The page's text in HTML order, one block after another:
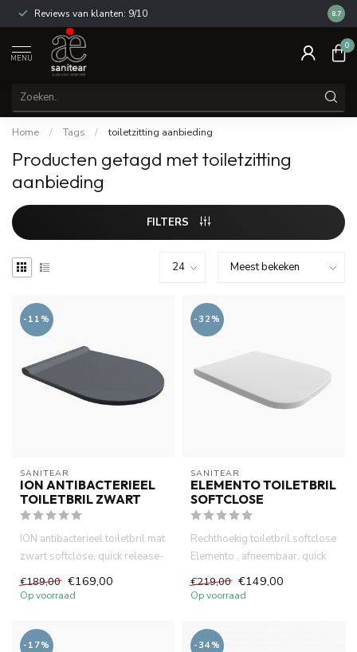
Reviews van klanten: 9/10 14
8.7
MENU
0
Home / Tags / toiletzitting aanbieding
Producten getagd met toiletzitting
aanbieding
FILTERS
-11%
SANITEAR
ION ANTIBACTERIEEL
TOILETBRIL ZWART
ION antibacterieel toiletbril mat
zwart softclose, quick release-
afneembaar . D...
€189,00 €169,00
Op voorraad
-32%
SANITEAR
ELEMENTO TOILETBRIL
SOFTCLOSE
Rechthoekig toiletbril softclose
Elemento , afneembaar, quick
release. Duroplast...
€219,00 €149,00
Op voorraad
-17% -34%